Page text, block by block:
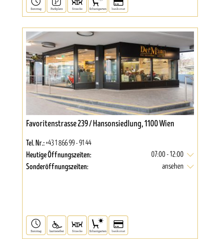
Favoritenstrasse 239 / Hansonsiedlung, 1100 Wien
Tel. Nr.:+43 1 866 99 - 91 44
Heutige Öffnungszeiten: 07:00 - 12:00
Sonderöffnungszeiten: ansehen